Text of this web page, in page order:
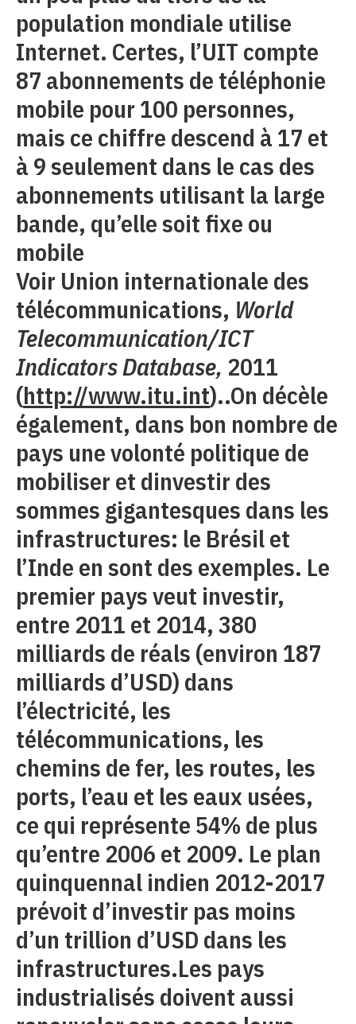
population mondiale utilise
Internet. Certes, l’UIT compte
87 abonnements de téléphonie
mobile pour 100 personnes,
mais ce chiffre descend à 17 et
à 9 seulement dans le cas des
abonnements utilisant la large
bande, qu’elle soit fixe ou
mobile
Voir Union internationale des
télécommunications, World
Telecommunication/ICT
Indicators Database, 2011
(http://www.itu.int)..On décèle
également, dans bon nombre de
pays une volonté politique de
mobiliser et dinvestir des
sommes gigantesques dans les
infrastructures: le Brésil et
l’Inde en sont des exemples. Le
premier pays veut investir,
entre 2011 et 2014, 380
milliards de réals (environ 187
milliards d’USD) dans
l’électricité, les
télécommunications, les
chemins de fer, les routes, les
ports, l’eau et les eaux usées,
ce qui représente 54% de plus
qu’entre 2006 et 2009. Le plan
quinquennal indien 2012-2017
prévoit d’investir pas moins
d’un trillion d’USD dans les
infrastructures.Les pays
industrialisés doivent aussi